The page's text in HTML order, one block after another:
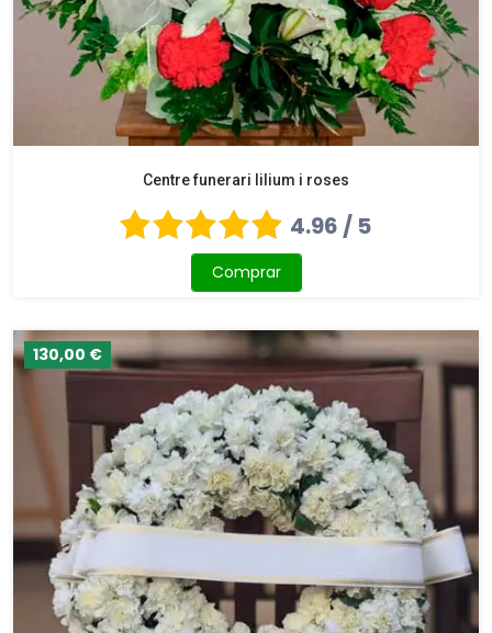
Centre funerari lilium i roses
4.96 / 5
Comprar
130,00 €